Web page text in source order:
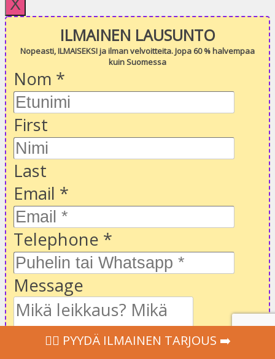
ILMAINEN LAUSUNTO
Nopeasti, ILMAISEKSI ja ilman velvoitteita. Jopa 60 % halvempaa
kuin Suomessa
Nom *
First
Last
Email *
Telephone *
Message
‍👩‍⚕ PYYDÄ ILMAINEN TARJOUS ➡️